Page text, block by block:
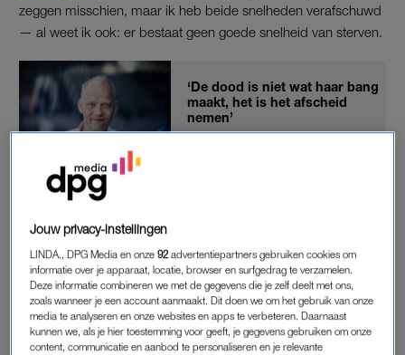
zeggen misschien, maar ik heb beide snelheden verafschuwd
— al weet ik ook: er bestaat geen goede snelheid van sterven.
‘De dood is niet wat haar bang
maakt, het is het afscheid
nemen’
AFSCHEID IN DUIZEND STUKJES
Dementie is afscheid nemen in stapjes. Niet in één klap, maar
in duizend pijnlijke stukjes. Soms zo klein dat je ze pas later
terugvindt. En soms zo groot dat ze het hele huis stil maken.
Eerst verdween zijn rijbewijs. Zijn auto, zijn trots. “Ik rijd nog
Jouw privacy-instellingen
LINDA., DPG Media en onze92 advertentiepartners gebruiken cookies om
informatie over je apparaat, locatie, browser en surfgedrag te verzamelen.
Deze informatie combineren we met de gegevens die je zelf deelt met ons,
zoals wanneer je een account aanmaakt. Dit doen we om het gebruik van onze
media te analyseren en onze websites en apps te verbeteren. Daarnaast
kunnen we, als je hier toestemming voor geeft, je gegevens gebruiken om onze
content, communicatie en aanbod te personaliseren en je relevante